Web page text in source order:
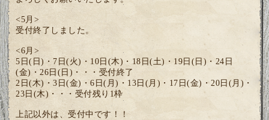
<5月>
受付終了しました。
<6月>
5日(日)・7日(火)・10日(木)・18日(土)・19日(日)・24日
(金)・26日(日)・・・受付終了
2日(木)・3日(金)・6日(月)・13日(月)・17日(金)・20日(月)・
23日(木)・・・受付残り1枠
上記以外は、受付中です！！